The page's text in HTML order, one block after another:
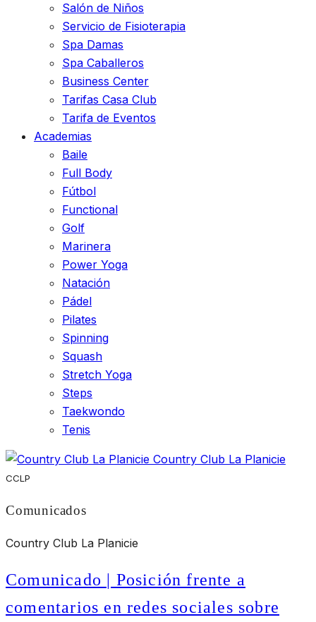
Salón de Niños
Servicio de Fisioterapia
Spa Damas
Spa Caballeros
Business Center
Tarifas Casa Club
Tarifa de Eventos
Academias
Baile
Full Body
Fútbol
Functional
Golf
Marinera
Power Yoga
Natación
Pádel
Pilates
Spinning
Squash
Stretch Yoga
Steps
Taekwondo
Tenis
Country Club La Planicie
CCLP
Comunicados
Country Club La Planicie
Comunicado | Posición frente a
comentarios en redes sociales sobre